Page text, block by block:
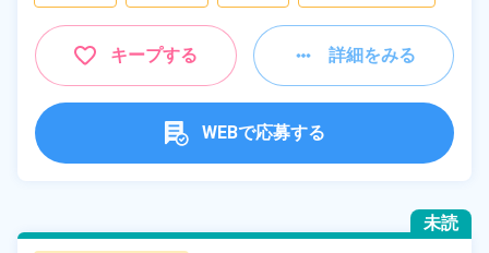
キープする 詳細をみる
WEBで応募する
未読